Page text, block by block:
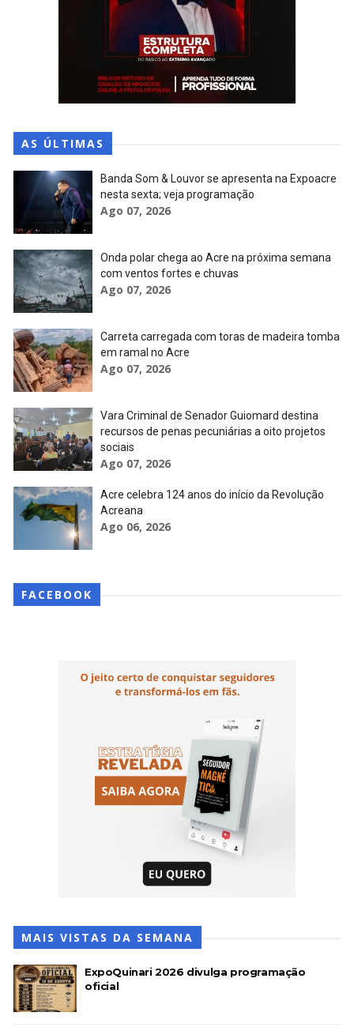
AS ÚLTIMAS
Banda Som & Louvor se apresenta na Expoacre
nesta sexta; veja programação
Ago 07, 2026
Onda polar chega ao Acre na próxima semana
com ventos fortes e chuvas
Ago 07, 2026
Carreta carregada com toras de madeira tomba
em ramal no Acre
Ago 07, 2026
Vara Criminal de Senador Guiomard destina
recursos de penas pecuniárias a oito projetos
sociais
Ago 07, 2026
Acre celebra 124 anos do início da Revolução
Acreana
Ago 06, 2026
FACEBOOK
MAIS VISTAS DA SEMANA
ExpoQuinari 2026 divulga programação
oficial